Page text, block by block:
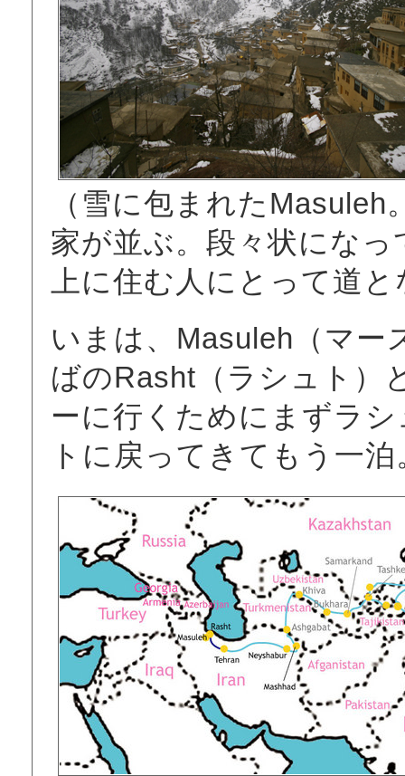
（雪に包まれた
家が並ぶ。段々状にな
上に住む人にとって道
いまは、Masuleh（マー
ばのRasht（ラシュト）
ーに行くためにまずラ
トに戻ってきてもう一泊